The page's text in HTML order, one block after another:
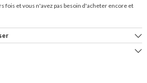
fois et vous n'avez pas besoin d'acheter encore et